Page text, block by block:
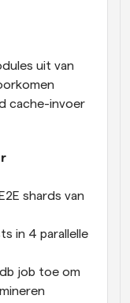
uit van
cache-invoer
shards van
in 4 parallelle
job toe om